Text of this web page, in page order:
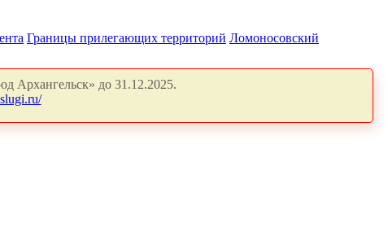
Границы прилегающих территорий Ломоносовский
Архангельск» до 31.12.2025.